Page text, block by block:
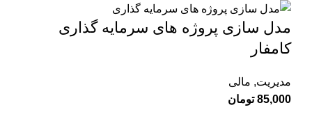
مدل سازی پروژه های سرمایه گذاری
کامفار
مدیریت, مالی
85,000 تومان